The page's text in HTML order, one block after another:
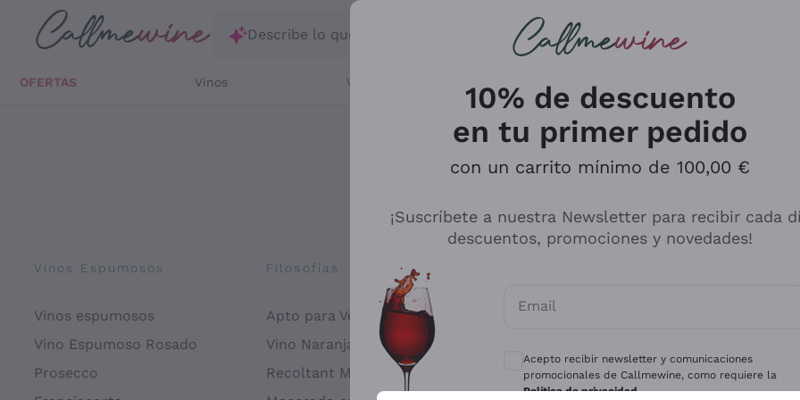
Saltar al contenido principal
Describe lo que estás buscando
OFERTAS Vinos Vinos Blancos
Vinos Espumosos
Vinos espumosos
Vino Espumoso Rosado
Prosecco
Filosofías
Apto para Veganos
Vino Naranja
Recoltant Manipulant
Antinori
Ca' del Bosco
Gavi
10% de descuento
en tu primer pedido
con un carrito mínimo de 100,00 €
¡Suscríbete a nuestra Newsletter para recibir cada
descuentos, promociones y novedades!
Email
Consentimientos opcionales para recibir
Acepto recibir newsletter y comunicaciones
promocionales de Callmewine, como requiere la
Política de privacidad